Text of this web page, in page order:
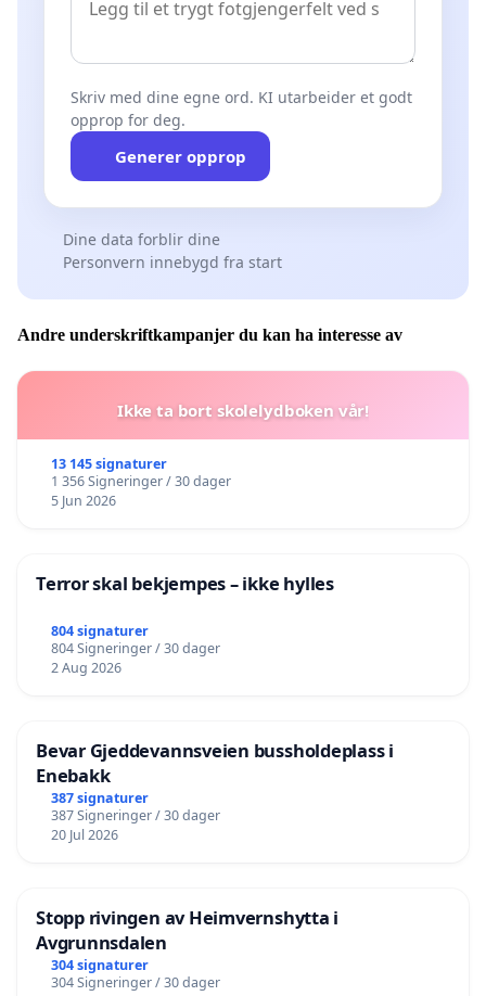
Skriv med dine egne ord. KI utarbeider et godt
opprop for deg.
Generer opprop
Dine data forblir dine
Personvern innebygd fra start
Andre underskriftkampanjer du kan ha interesse av
Ikke ta bort skolelydboken vår!
13 145 signaturer
1 356 Signeringer / 30 dager
5 Jun 2026
Terror skal bekjempes – ikke hylles
804 signaturer
804 Signeringer / 30 dager
2 Aug 2026
Bevar Gjeddevannsveien bussholdeplass i
Enebakk
387 signaturer
387 Signeringer / 30 dager
20 Jul 2026
Stopp rivingen av Heimvernshytta i
Avgrunnsdalen
304 signaturer
304 Signeringer / 30 dager